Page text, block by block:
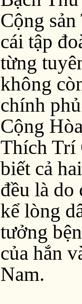
Cộng
cái tập
từng
không
chính
Cộng
Thích Trí
biết cả
đều là do
kể lòng
tưởng
của hắn
Nam.